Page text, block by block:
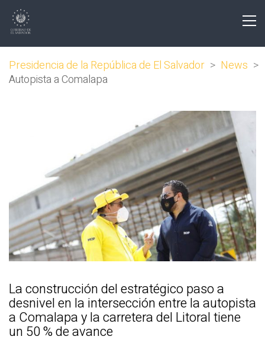
Presidencia de la República de El Salvador > News >
Autopista a Comalapa
La construcción del estratégico paso a
desnivel en la intersección entre la autopista
a Comalapa y la carretera del Litoral tiene
un 50 % de avance